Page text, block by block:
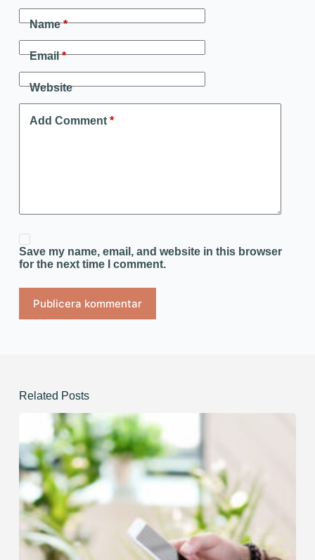
Name*
Email*
Website
Add Comment*
Save my name, email, and website in this browser
for the next time I comment.
Publicera kommentar
Related Posts